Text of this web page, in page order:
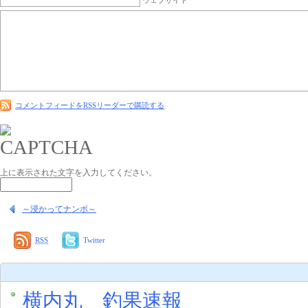
コメントフィードをRSSリーダーで購読する
上に表示された文字を入力してください。
～浸かってナンボ～
RSS Twitter
横内丸 釣果速報